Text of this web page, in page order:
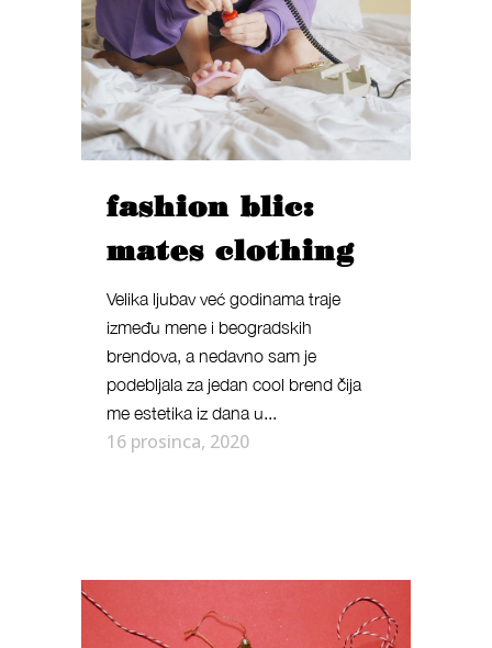
fashion blic:
mates clothing
Velika ljubav već godinama traje
između mene i beogradskih
brendova, a nedavno sam je
podebljala za jedan cool brend čija
me estetika iz dana u...
16 prosinca, 2020